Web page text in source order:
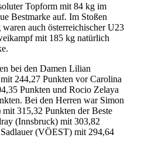
Topform mit 84 kg im
Bestmarke auf. Im Stoßen
auch österreichischer U23
mit 185 kg natürlich
bei den Damen Lilian
244,27 Punkten vor Carolina
Punkten und Rocio Zelaya
Bei den Herren war Simon
315,32 Punkten der Beste
(Innsbruck) mit 303,82
(VÖEST) mit 294,64